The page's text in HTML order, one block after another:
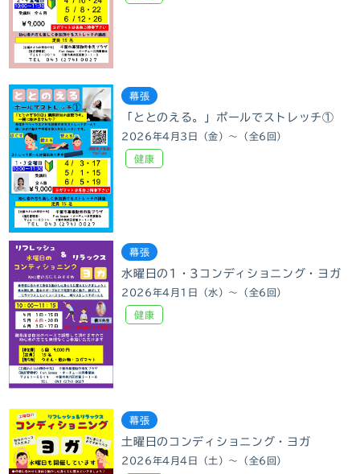
幕張
「ととのえる。」ポールでストレッチ①
2026年4月3日（金）～（全6回）
健康
幕張
水曜日の1・3コンディショニング・ヨガ
2026年4月1日（水）～（全6回）
健康
幕張
土曜日のコンディショニング・ヨガ
2026年4月4日（土）～（全6回）